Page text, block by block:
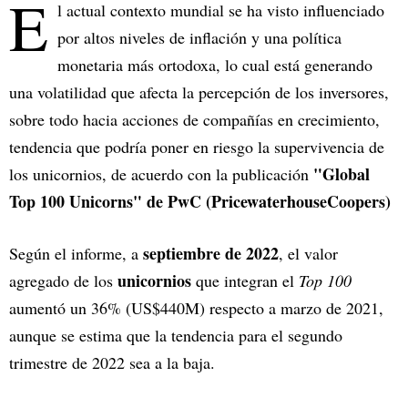
E l actual contexto mundial se ha visto influenciado
por altos niveles de inflación y una política
monetaria más ortodoxa, lo cual está generando
una volatilidad que afecta la percepción de los inversores,
sobre todo hacia acciones de compañías en crecimiento,
tendencia que podría poner en riesgo la supervivencia de
los unicornios, de acuerdo con la publicación "Global
Top 100 Unicorns" de PwC (PricewaterhouseCoopers)
Según el informe, a septiembre de 2022, el valor
agregado de los unicornios que integran el Top 100
aumentó un 36% (US$440M) respecto a marzo de 2021,
aunque se estima que la tendencia para el segundo
trimestre de 2022 sea a la baja.